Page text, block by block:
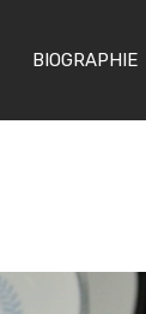
BIOGRAPHIE